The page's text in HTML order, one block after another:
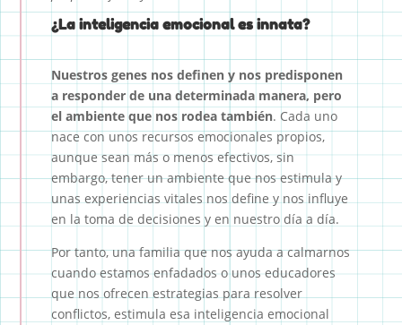
¿La inteligencia emocional es innata?
Nuestros genes nos definen y nos predisponen
a responder de una determinada manera, pero
el ambiente que nos rodea también. Cada uno
nace con unos recursos emocionales propios,
aunque sean más o menos efectivos, sin
embargo, tener un ambiente que nos estimula y
unas experiencias vitales nos define y nos influye
en la toma de decisiones y en nuestro día a día.
Por tanto, una familia que nos ayuda a calmarnos
cuando estamos enfadados o unos educadores
que nos ofrecen estrategias para resolver
conflictos, estimula esa inteligencia emocional